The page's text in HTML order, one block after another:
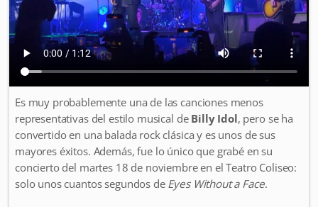
Es muy probablemente una de las canciones menos
representativas del estilo musical de Billy Idol, pero se ha
convertido en una balada rock clásica y es unos de sus
mayores éxitos. Además, fue lo único que grabé en su
concierto del martes 18 de noviembre en el Teatro Coliseo:
solo unos cuantos segundos de Eyes Without a Face.